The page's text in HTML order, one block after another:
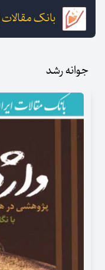
بانک مقالات
جوانه رشد